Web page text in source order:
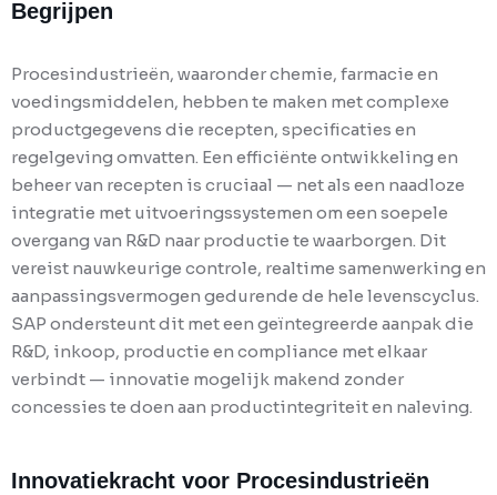
Begrijpen
Procesindustrieën, waaronder chemie, farmacie en
voedingsmiddelen, hebben te maken met complexe
productgegevens die recepten, specificaties en
regelgeving omvatten. Een efficiënte ontwikkeling en
beheer van recepten is cruciaal — net als een naadloze
integratie met uitvoeringssystemen om een soepele
overgang van R&D naar productie te waarborgen. Dit
vereist nauwkeurige controle, realtime samenwerking en
aanpassingsvermogen gedurende de hele levenscyclus.
SAP ondersteunt dit met een geïntegreerde aanpak die
R&D, inkoop, productie en compliance met elkaar
verbindt — innovatie mogelijk makend zonder
concessies te doen aan productintegriteit en naleving.
Innovatiekracht voor Procesindustrieën